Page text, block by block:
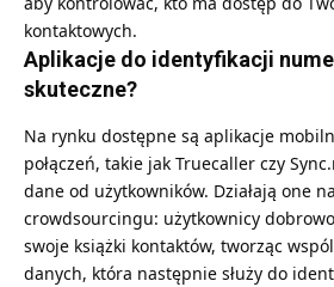
kontaktowych.
Aplikacje do identyfikacji
skuteczne?
Na rynku dostępne są aplikacje
połączeń, takie jak Truecaller czy
dane od użytkowników. Działają one
crowdsourcingu: użytkownicy
swoje książki kontaktów, tworząc
danych, która następnie służy do